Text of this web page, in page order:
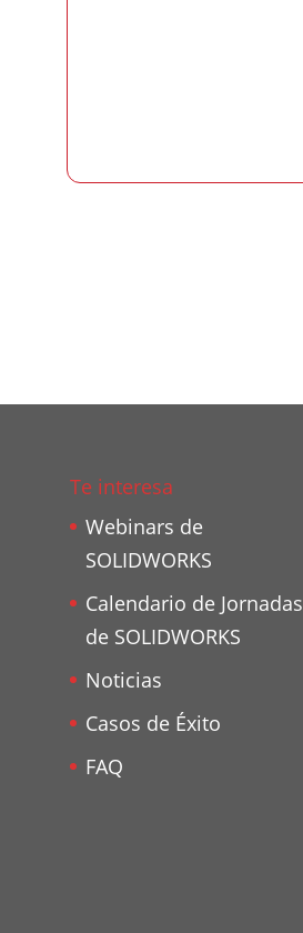
Te interesa
Webinars de
SOLIDWORKS
Calendario de Jornadas
de SOLIDWORKS
Noticias
Casos de Éxito
FAQ